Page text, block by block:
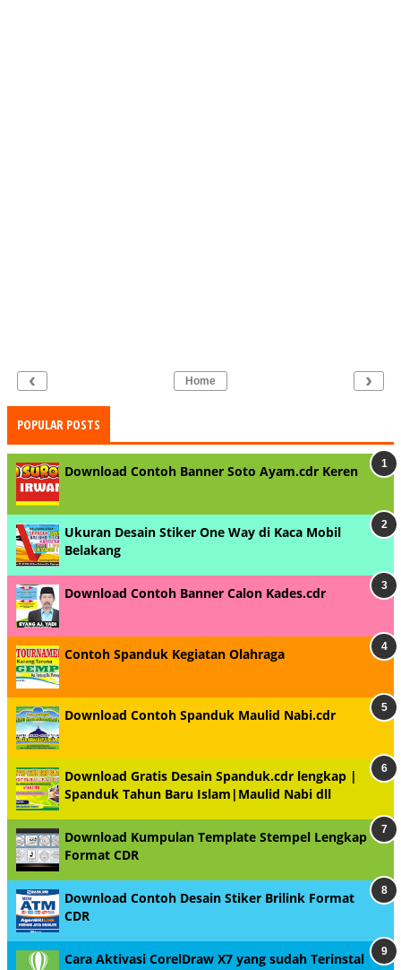
‹ ›
Home
POPULAR POSTS
Download Contoh Banner Soto Ayam.cdr Keren
Ukuran Desain Stiker One Way di Kaca Mobil
Belakang
Download Contoh Banner Calon Kades.cdr
Contoh Spanduk Kegiatan Olahraga
Download Contoh Spanduk Maulid Nabi.cdr
Download Gratis Desain Spanduk.cdr lengkap |
Spanduk Tahun Baru Islam|Maulid Nabi dll
Download Kumpulan Template Stempel Lengkap
Format CDR
Download Contoh Desain Stiker Brilink Format
CDR
Cara Aktivasi CorelDraw X7 yang sudah Terinstal